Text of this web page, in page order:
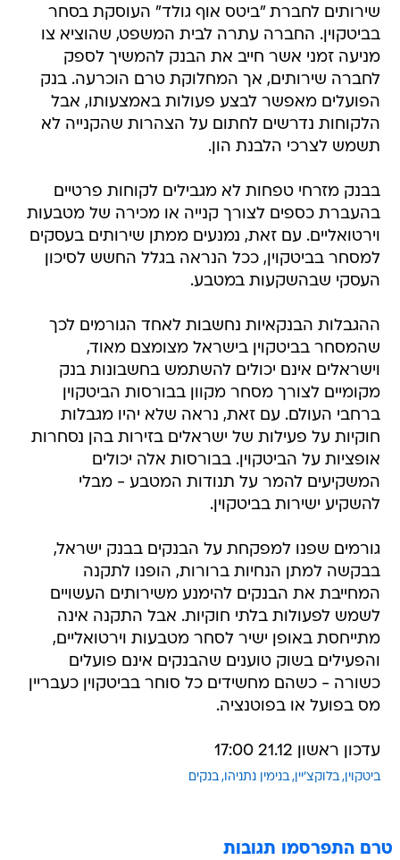
שירותים לחברת "ביטס אוף גולד" העוסקת בסחר
בביטקוין. החברה עתרה לבית המשפט, שהוציא צו
מניעה זמני אשר חייב את הבנק להמשיך לספק
לחברה שירותים, אך המחלוקת טרם הוכרעה. בנק
הפועלים מאפשר לבצע פעולות באמצעותו, אבל
הלקוחות נדרשים לחתום על הצהרות שהקנייה לא
תשמש לצרכי הלבנת הון.
בבנק מזרחי טפחות לא מגבילים לקוחות פרטיים
בהעברת כספים לצורך קנייה או מכירה של מטבעות
וירטואליים. עם זאת, נמנעים ממתן שירותים בעסקים
למסחר בביטקוין, ככל הנראה בגלל החשש לסיכון
העסקי שבהשקעות במטבע.
ההגבלות הבנקאיות נחשבות לאחד הגורמים לכך
שהמסחר בביטקוין בישראל מצומצם מאוד,
וישראלים אינם יכולים להשתמש בחשבונות בנק
מקומיים לצורך מסחר מקוון בבורסות הביטקוין
ברחבי העולם. עם זאת, נראה שלא יהיו מגבלות
חוקיות על פעילות של ישראלים בזירות בהן נסחרות
אופציות על הביטקוין. בבורסות אלה יכולים
המשקיעים להמר על תנודות המטבע - מבלי
להשקיע ישירות בביטקוין.
גורמים שפנו למפקחת על הבנקים בבנק ישראל,
בבקשה למתן הנחיות ברורות, הופנו לתקנה
המחייבת את הבנקים להימנע משירותים העשויים
לשמש לפעולות בלתי חוקיות. אבל התקנה אינה
מתייחסת באופן ישיר לסחר מטבעות וירטואליים,
והפעילים בשוק טוענים שהבנקים אינם פועלים
כשורה - כשהם מחשידים כל סוחר בביטקוין כעבריין
מס בפועל או בפוטנציה.
עדכון ראשון 21.12 17:00
ביטקוין בלוקצ'יין בנימין נתניהו בנקים
טרם התפרסמו תגובות